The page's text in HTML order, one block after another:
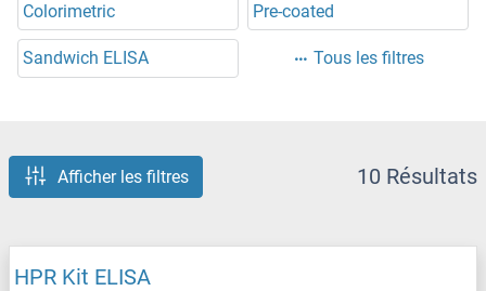
Colorimetric Pre-coated
Sandwich ELISA Tous les filtres
Afficher les filtres 10 Résultats
HPR Kit ELISA